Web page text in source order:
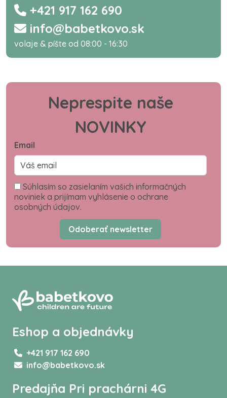
+421 917 162 690
info@babetkovo.sk
volaje & píšte od 08:00 - 16:30
Neprespite naše
NOVINKY
Email
Súhlasím so zasielaním vašich informačných
noviniek a prijímam vyhlásenie o ochrane
osobných údajov.
Odoberať newsletter
Eshop a objednávky
+421 917 162 690
info@babetkovo.sk
Predajňa Pri prachárni 4G